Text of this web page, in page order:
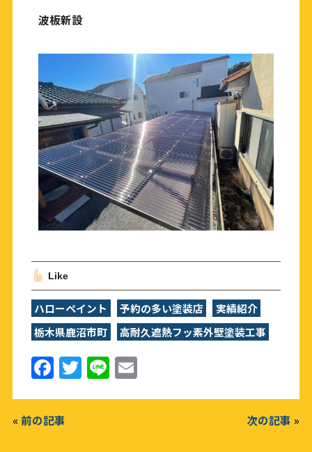
波板新設
Like
ハローペイント 予約の多い塗装店
実績紹介
栃木県鹿沼市町
高耐久遮熱フッ素外壁塗装工事
F
a
c
e
T
w
Li
n
E
m
« 前の記事 次の記事 »